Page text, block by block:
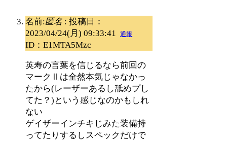
名前:匿名 : 投稿日：
2023/04/24(月) 09:33:41
通報
ID：E1MTA5Mzc
英寿の言葉を信じるなら前回の
マークⅡは全然本気じゃなかっ
たから(レーザーあるし舐めプし
てた？)という感じなのかもしれ
ない
ゲイザーインチキじみた装備持
ってたりするしスペックだけで